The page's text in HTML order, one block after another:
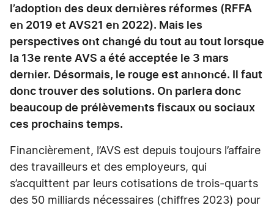
l’adoption des deux dernières réformes (RFFA
en 2019 et AVS21 en 2022). Mais les
perspectives ont changé du tout au tout lorsque
la 13e rente AVS a été acceptée le 3 mars
dernier. Désormais, le rouge est annoncé. Il faut
donc trouver des solutions. On parlera donc
beaucoup de prélèvements fiscaux ou sociaux
ces prochains temps.
Financièrement, l’AVS est depuis toujours l’affaire
des travailleurs et des employeurs, qui
s’acquittent par leurs cotisations de trois-quarts
des 50 milliards nécessaires (chiffres 2023) pour